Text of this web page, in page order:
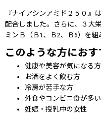
『ナイアシンアミド２５０』
配合しました。さらに、３大
ミンＢ（Ｂ1 、Ｂ2、Ｂ6）を組
このような方にお
健康や美容が気になる方
お酒をよく飲む方
冷房が苦手な方
外食やコンビニ食が多
妊娠・授乳中の女性